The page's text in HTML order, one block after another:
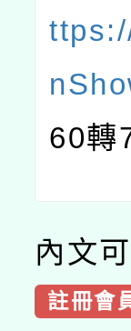
60轉
內文
註冊會